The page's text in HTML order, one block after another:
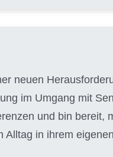
neuen
im Umgang mit
und bin bereit,
Alltag in ihrem eigenen